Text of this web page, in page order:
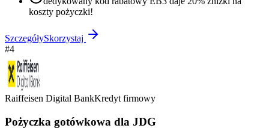
koszty pożyczki!
SzczegółySkorzystaj
#4
Raiffeisen Digital BankKredyt firmowy
Pożyczka gotówkowa dla JDG